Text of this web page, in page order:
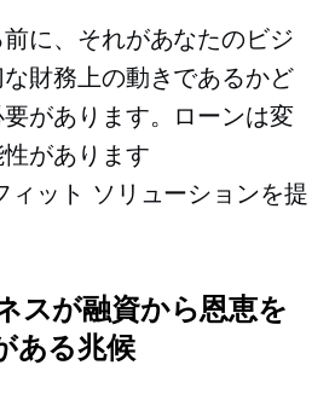
に、それがあなたのビジ
財務上の動きであるかど
があります。ローンは変
があります
ィット ソリューションを提
スが融資から恩恵を
ある兆候